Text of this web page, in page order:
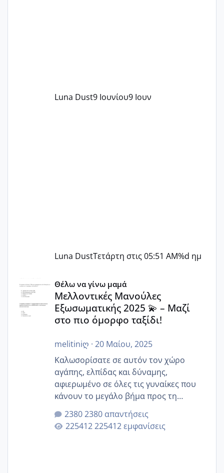
Luna Dust9 Ιουνίου9 Ιουν
Luna DustΤετάρτη στις 05:51 AM%d ημ
Μελλοντικές Μανούλες Εξωσωματικής 2025 💫 – Μαζί
Θέλω να γίνω μαμά
Μελλοντικές Μανούλες
Εξωσωματικής 2025 💫 – Μαζί
στο πιο όμορφο ταξίδι!
melitiniღ · 20 Μαίου, 2025
Καλωσορίσατε σε αυτόν τον χώρο
αγάπης, ελπίδας και δύναμης,
αφιερωμένο σε όλες τις γυναίκες που
κάνουν το μεγάλο βήμα προς τη
μητρότητα μέσω εξωσωματικής το 2025.
Εδώ θα μοιραστούμε αγωνίες, χαρές,
εμπειρίες και κάθε μικρή ή μεγάλη
2380 απαντήσεις
225412 εμφανίσεις